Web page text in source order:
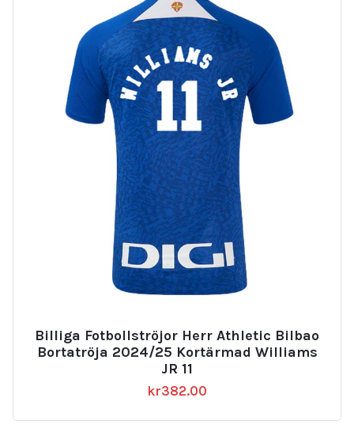
Billiga Fotbollströjor Herr Athletic Bilbao
Bortatröja 2024/25 Kortärmad Williams
JR 11
kr382.00